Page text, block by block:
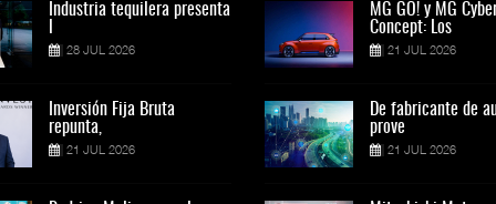
Industria tequilera presenta
28 JUL 2026
Inversión Fija Bruta
repunta,
21 JUL 2026
Industria tequilera
28 JUL 2026
Inversión Fija Bruta
repunta,
21 JUL 2026
MG GO! y MG Cyber
21 JUL 2026
De fabricante de autos a
prove
21 JUL 2026
MG GO! y MG
Concept: Los
21 JUL 2026
De fabricante de
prove
21 JUL 2026